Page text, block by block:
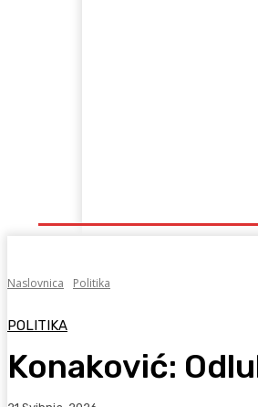
Naslovnica
Politika
POLITIKA
Konaković: